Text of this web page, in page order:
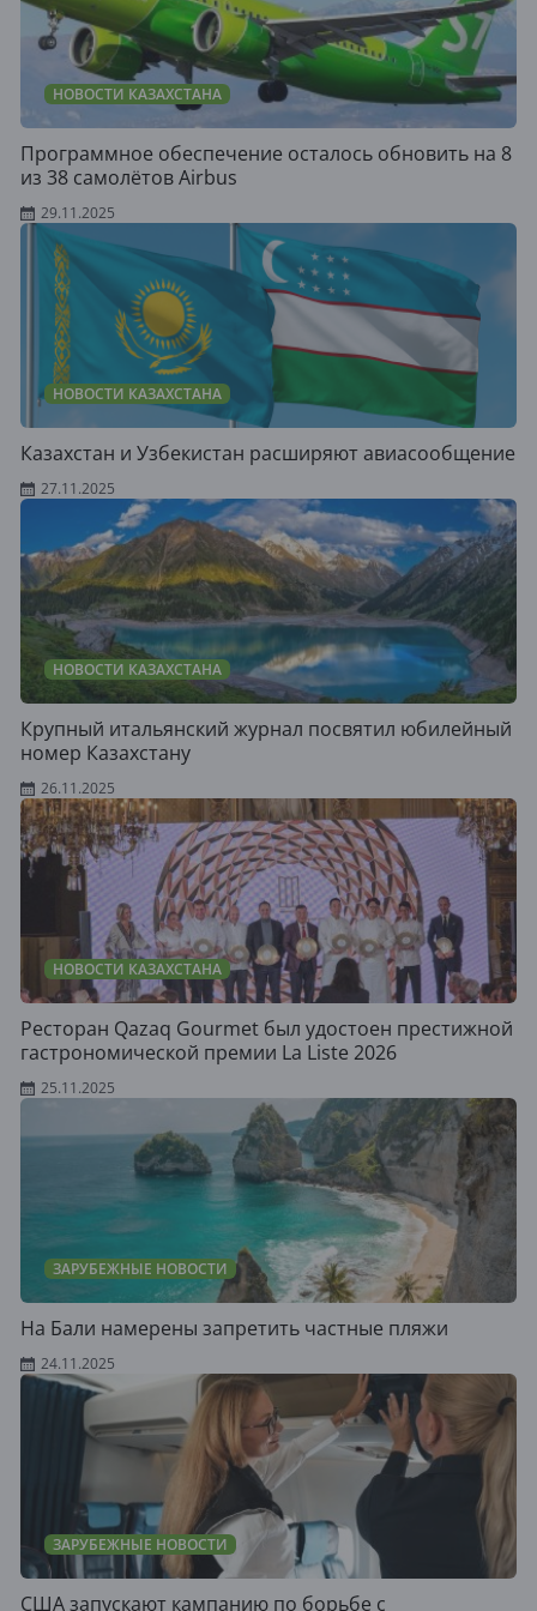
НОВОСТИ КАЗАХСТАНА
Программное обеспечение осталось обновить на 8
из 38 самолётов Airbus
29.11.2025
НОВОСТИ КАЗАХСТАНА
Казахстан и Узбекистан расширяют авиасообщение
27.11.2025
НОВОСТИ КАЗАХСТАНА
Крупный итальянский журнал посвятил юбилейный
номер Казахстану
26.11.2025
НОВОСТИ КАЗАХСТАНА
Ресторан Qazaq Gourmet был удостоен престижной
гастрономической премии La Liste 2026
25.11.2025
ЗАРУБЕЖНЫЕ НОВОСТИ
На Бали намерены запретить частные пляжи
24.11.2025
ЗАРУБЕЖНЫЕ НОВОСТИ
США запускают кампанию по борьбе с